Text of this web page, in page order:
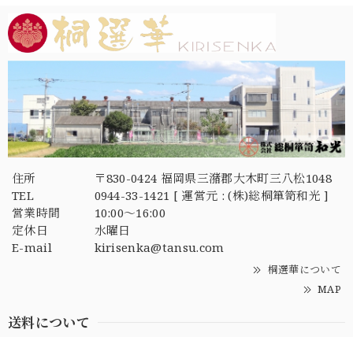
住所
〒830-0424 福岡県三潴郡大木町三八松1048
TEL
0944-33-1421 [ 運営元 : (株)総桐箪笥和光 ]
営業時間
10:00～16:00
定休日
水曜日
E-mail
kirisenka@tansu.com
桐選華について
MAP
送料について